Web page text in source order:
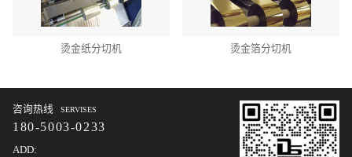
烫金纸分切机 烫金箔分切机
咨询热线 SERVISES
180-5003-0233
ADD: